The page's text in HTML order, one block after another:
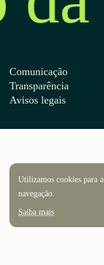
Comunicação
Transparência
Avisos legais
Utilizamos cookies para
navegação.
Saiba mais